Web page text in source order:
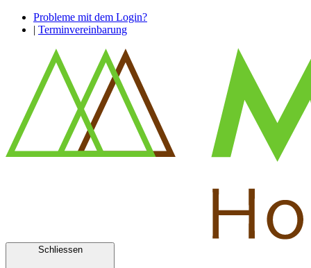
Probleme mit dem Login?
| Terminvereinbarung
Schliessen